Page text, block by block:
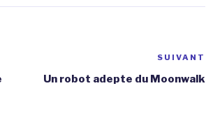
SUIVANT
Un robot adepte du Moonwalk